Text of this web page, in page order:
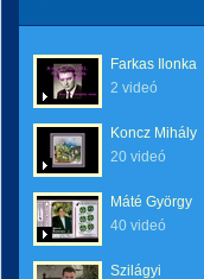
Farkas Ilonka
2 videó
Koncz Mihály
20 videó
Máté György
40 videó
Szilágyi